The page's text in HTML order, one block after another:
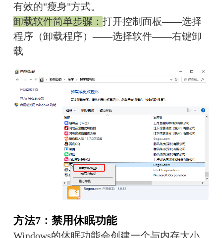
有效的"瘦身"方式。
卸载软件简单步骤： 打开控制面板——选择
程序（卸载程序）——选择软件——右键卸
载
方法7：禁用休眠功能
Windows的休眠功能会创建一个与内存大小